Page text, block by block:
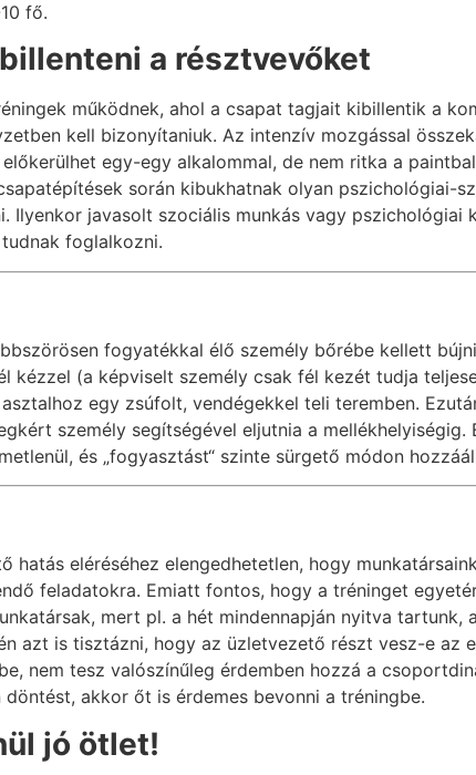
fő.
a résztvevőket
működnek, ahol a csapat tagjait kibillentik a
kell bizonyítaniuk. Az intenzív mozgással
egy-egy alkalommal, de nem ritka a
során kibukhatnak olyan pszichológiai-
Ilyenkor javasolt szociális munkás vagy pszichológiai
foglalkozni.
fogyatékkal élő személy bőrébe kellett
kézzel (a képviselt személy csak fél kezét tudja
egy zsúfolt, vendégekkel teli teremben.
személy segítségével eljutnia a
és „fogyasztást“ szinte sürgető módon
hatás eléréséhez elengedhetetlen, hogy
feladatokra. Emiatt fontos, hogy a tréninget
mert pl. a hét mindennapján nyitva
azt is tisztázni, hogy az üzletvezető részt vesz-e az
nem tesz valószínűleg érdemben hozzá a
akkor őt is érdemes bevonni a tréningbe.
jó ötlet!